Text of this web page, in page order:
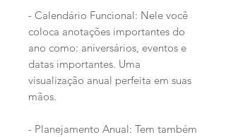
- Calendário Funcional: Nele você
coloca anotações importantes do
ano como: aniversários, eventos e
datas importantes. Uma
visualização anual perfeita em suas
mãos.
- Planejamento Anual: Tem também